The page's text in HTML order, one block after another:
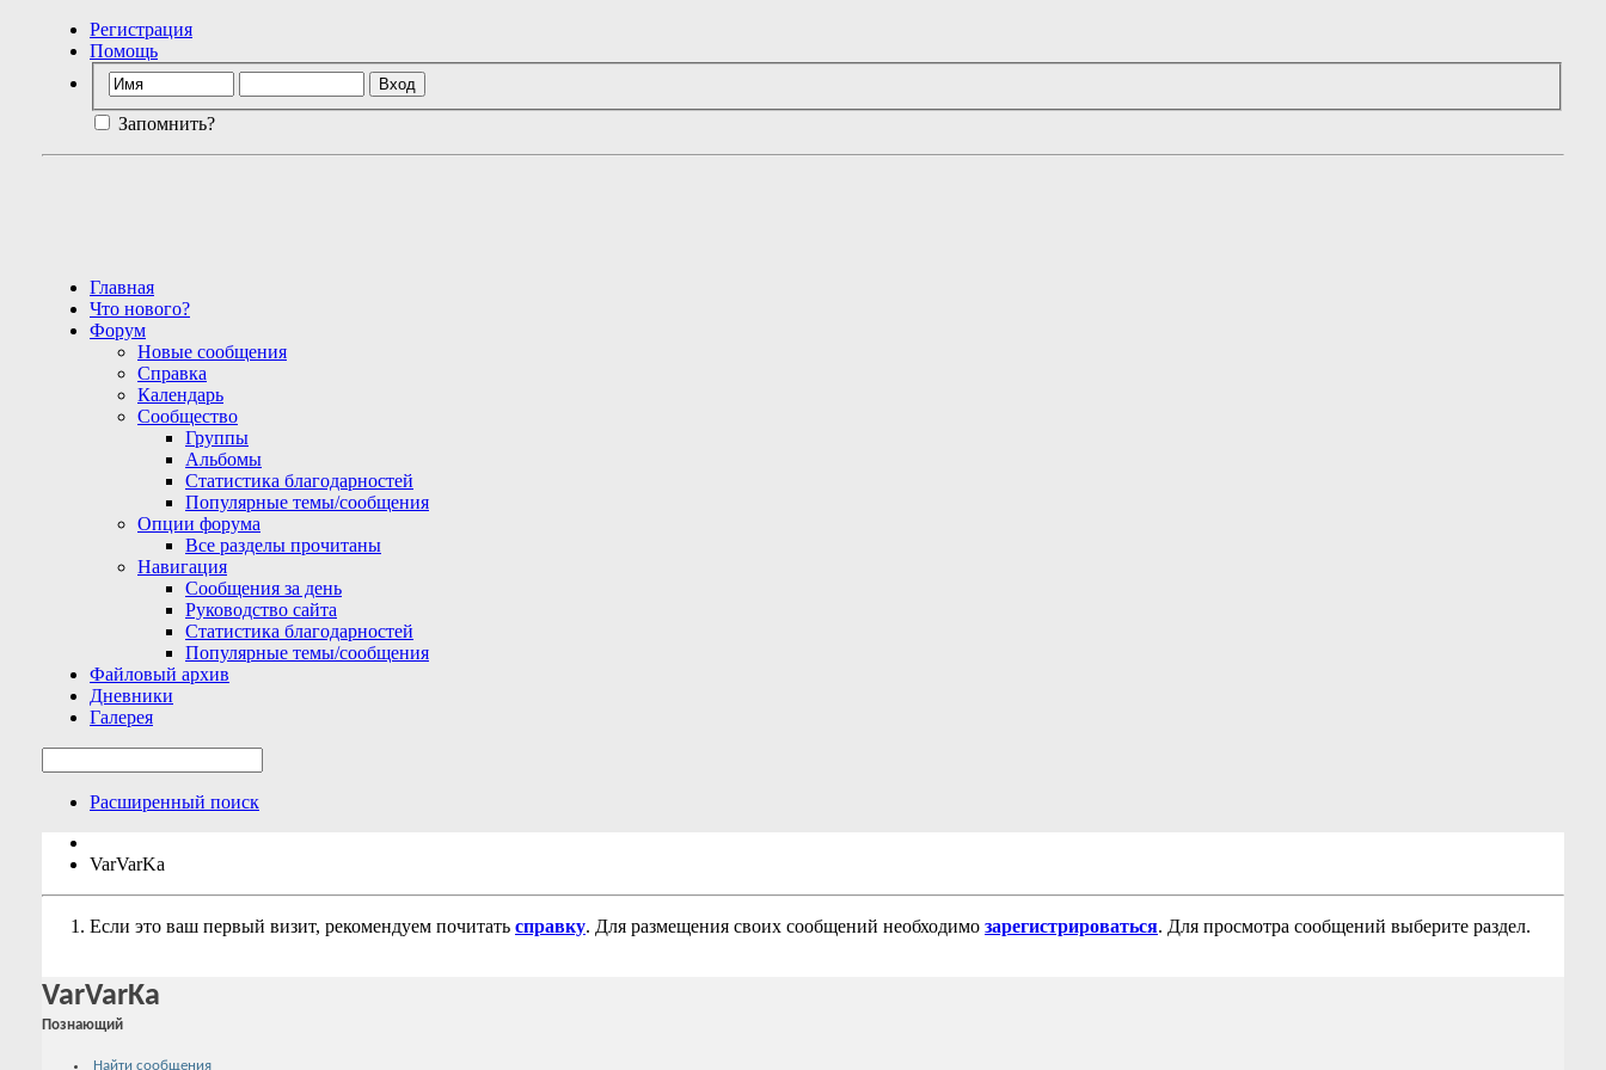
Регистрация
Помощь
Запомнить?
Главная
Что нового?
Форум
Новые сообщения
Справка
Календарь
Сообщество
Группы
Альбомы
Статистика благодарностей
Популярные темы/сообщения
Опции форума
Все разделы прочитаны
Навигация
Сообщения за день
Руководство сайта
Статистика благодарностей
Популярные темы/сообщения
Файловый архив
Дневники
Галерея
Расширенный поиск
VarVarKa
Если это ваш первый визит, рекомендуем почитать справку. Для размещения своих сообщений необходимо зарегистрироваться. Для просмотра сообщений выберите раздел.
VarVarKa
Познающий
Найти сообщения